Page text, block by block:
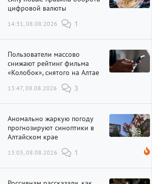
цифровой валюты
14:31, 08.08.2026 1
Пользователи массово
снижают рейтинг фильма
«Колобок», снятого на Алтае
13:47, 08.08.2026 3
Аномально жаркую погоду
прогнозируют синоптики в
Алтайском крае
13:03, 08.08.2026 1